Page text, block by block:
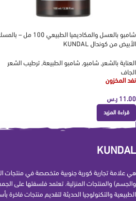
شامبو بالعسل والمكاديميا الطبيعي 100 مل –
الأبيض من كوندال KUNDAL
العناية بالشعر, شامبو, شامبو الطبيعة, ترطيب الشعر
الجاف
نفد المخزون
11.00 ر.س
قراءة المزيد
KUNDAL
هي علامة تجارية كورية جنوبية متخصصة في منتجات
والجسم) والمنتجات المنزلية. تعتمد فلسفتها على
الطبيعية والتكنولوجيا الحديثة لتقديم منتجات فاخرة